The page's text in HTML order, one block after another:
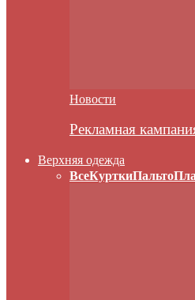
Новости
Рекламная
Верхняя одежда
ВсеКурткиПальто